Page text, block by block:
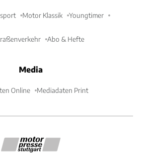
Motor Klassik Youngtimer
Abo & Hefte
Media
Online Mediadaten Print